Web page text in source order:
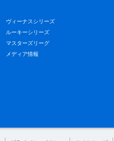
ヴィーナスシリーズ
ルーキーシリーズ
マスターズリーグ
メディア情報